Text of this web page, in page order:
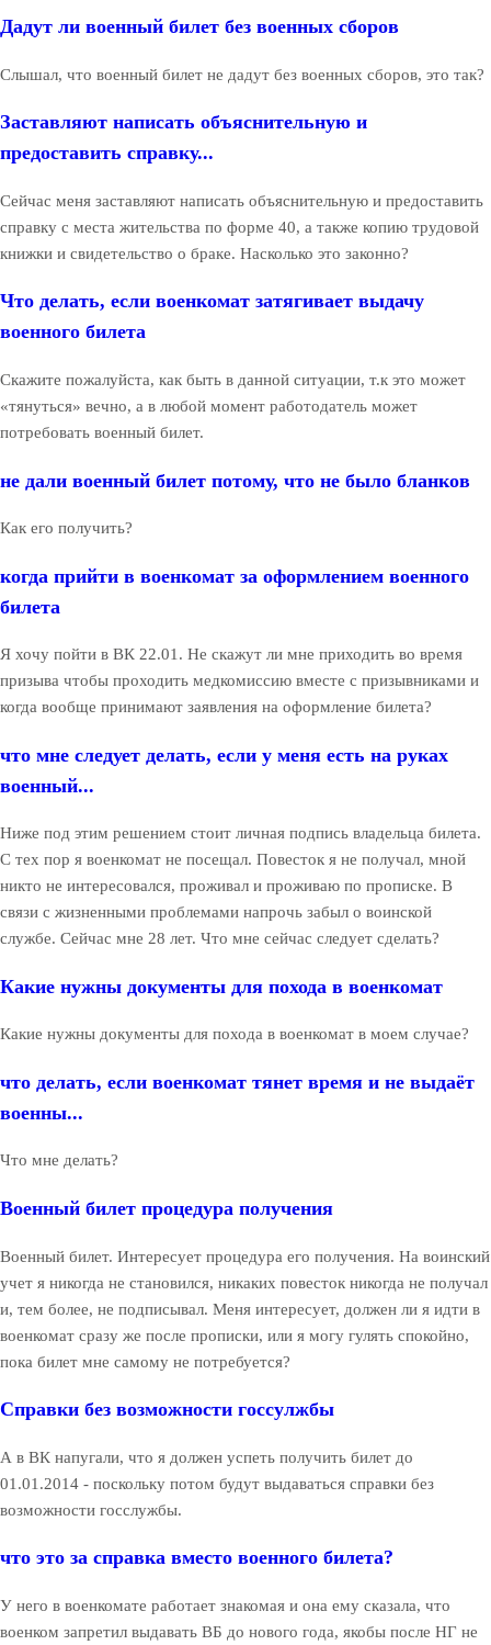
Дадут ли военный билет без военных сборов
Слышал, что военный билет не дадут без военных сборов, это так?
Заставляют написать объяснительную и
предоставить справку...
Сейчас меня заставляют написать объяснительную и предоставить
справку с места жительства по форме 40, а также копию трудовой
книжки и свидетельство о браке. Насколько это законно?
Что делать, если военкомат затягивает выдачу
военного билета
Скажите пожалуйста, как быть в данной ситуации, т.к это может
«тянуться» вечно, а в любой момент работодатель может
потребовать военный билет.
не дали военный билет потому, что не было бланков
Как его получить?
когда прийти в военкомат за оформлением военного
билета
Я хочу пойти в ВК 22.01. Не скажут ли мне приходить во время
призыва чтобы проходить медкомиссию вместе с призывниками и
когда вообще принимают заявления на оформление билета?
что мне следует делать, если у меня есть на руках
военный...
Ниже под этим решением стоит личная подпись владельца билета.
С тех пор я военкомат не посещал. Повесток я не получал, мной
никто не интересовался, проживал и проживаю по прописке. В
связи с жизненными проблемами напрочь забыл о воинской
службе. Сейчас мне 28 лет. Что мне сейчас следует сделать?
Какие нужны документы для похода в военкомат
Какие нужны документы для похода в военкомат в моем случае?
что делать, если военкомат тянет время и не выдаёт
военны...
Что мне делать?
Военный билет процедура получения
Военный билет. Интересует процедура его получения. На воинский
учет я никогда не становился, никаких повесток никогда не получал
и, тем более, не подписывал. Меня интересует, должен ли я идти в
военкомат сразу же после прописки, или я могу гулять спокойно,
пока билет мне самому не потребуется?
Справки без возможности госсулжбы
А в ВК напугали, что я должен успеть получить билет до
01.01.2014 - поскольку потом будут выдаваться справки без
возможности госслужбы.
что это за справка вместо военного билета?
У него в военкомате работает знакомая и она ему сказала, что
военком запретил выдавать ВБ до нового года, якобы после НГ не